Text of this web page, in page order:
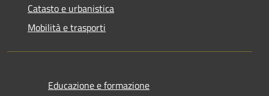
Catasto e urbanistica
Mobilità e trasporti
Educazione e formazione